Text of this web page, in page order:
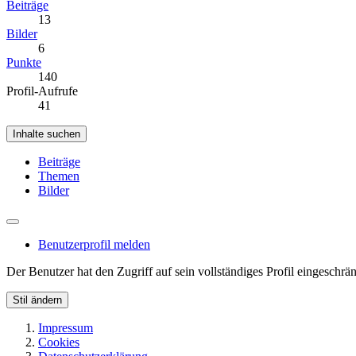
Beiträge
13
Bilder
6
Punkte
140
Profil-Aufrufe
41
Inhalte suchen
Beiträge
Themen
Bilder
Benutzerprofil melden
Der Benutzer hat den Zugriff auf sein vollständiges Profil
Stil ändern
Impressum
Cookies